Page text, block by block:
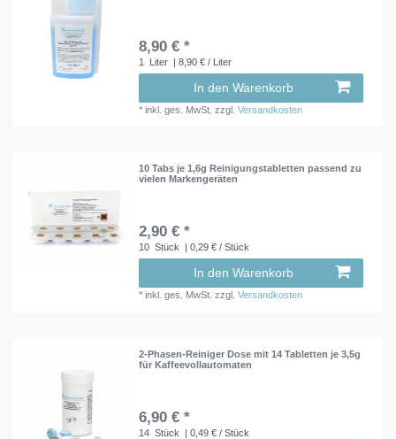
8,90 € *
1 Liter | 8,90 € / Liter
In den Warenkorb
*inkl. ges. MwSt. zzgl.Versandkosten
10 Tabs je 1,6g Reinigungstabletten passend zu
vielen Markengeräten
2,90 € *
10 Stück | 0,29 € / Stück
In den Warenkorb
*inkl. ges. MwSt. zzgl.Versandkosten
2-Phasen-Reiniger Dose mit 14 Tabletten je 3,5g
für Kaffeevollautomaten
6,90 € *
14 Stück | 0,49 € / Stück